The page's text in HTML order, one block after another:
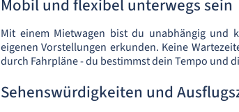
Mobil und flexibel unterwegs sein
Mit einem Mietwagen bist du unabhängig und
eigenen Vorstellungen erkunden. Keine
durch Fahrpläne - du bestimmst dein Tempo und
Sehenswürdigkeiten und